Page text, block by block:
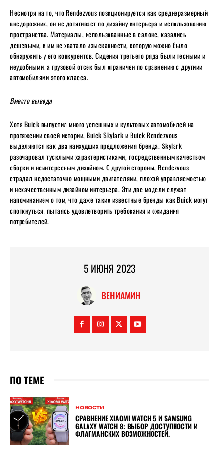
Несмотря на то, что Rendezvous позиционируется как среднеразмерный
внедорожник, он не дотягивает по дизайну интерьера и использованию
пространства. Материалы, использованные в салоне, казались
дешевыми, и им не хватало изысканности, которую можно было
обнаружить у его конкурентов. Сидения третьего ряда были тесными и
неудобными, а грузовой отсек был ограничен по сравнению с другими
автомобилями этого класса.
Вместо вывода
Хотя Buick выпустил много успешных и культовых автомобилей на
протяжении своей истории, Buick Skylark и Buick Rendezvous
выделяются как два наихудших предложения бренда. Skylark
разочаровал тусклыми характеристиками, посредственным качеством
сборки и неинтересным дизайном. С другой стороны, Rendezvous
страдал недостаточно мощными двигателями, плохой управляемостью
и некачественным дизайном интерьера. Эти две модели служат
напоминанием о том, что даже такие известные бренды как Buick могут
споткнуться, пытаясь удовлетворить требования и ожидания
потребителей.
5 ИЮНЯ 2023
ВЕНИАМИН
ПО ТЕМЕ
НОВОСТИ
СРАВНЕНИЕ XIAOMI WATCH 5 И SAMSUNG
GALAXY WATCH 8: ВЫБОР ДОСТУПНОСТИ И
ФЛАГМАНСКИХ ВОЗМОЖНОСТЕЙ.